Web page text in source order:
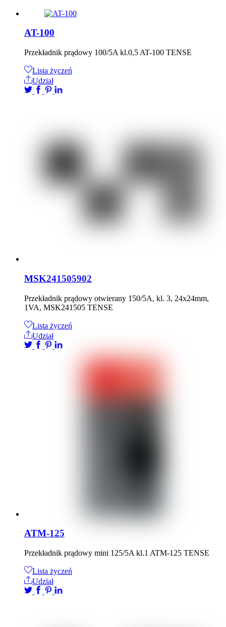
AT-100
Przekładnik prądowy 100/5A kl.0,5 AT-100 TENSE
Lista życzeń
Udział
MSK241505902
Przekładnik prądowy otwierany 150/5A, kl. 3, 24x24mm,
1VA, MSK241505 TENSE
Lista życzeń
Udział
ATM-125
Przekładnik prądowy mini 125/5A kl.1 ATM-125 TENSE
Lista życzeń
Udział